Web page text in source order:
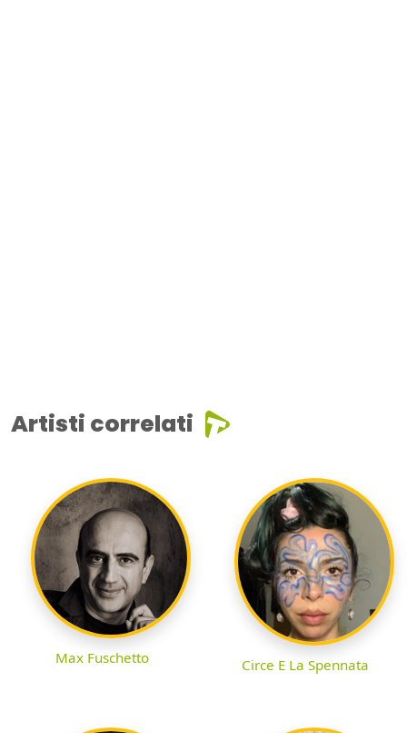
Artisti correlati
Max Fuschetto Circe E La Spennata